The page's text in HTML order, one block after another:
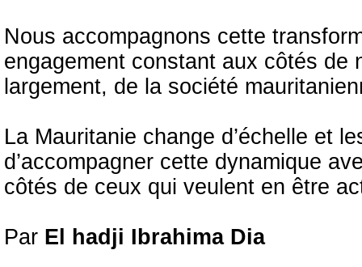
Nous accompagnons cette
engagement constant aux côtés
largement, de la société
La Mauritanie change d’échelle et
d’accompagner cette dynamique
côtés de ceux qui veulent en être
Par El hadji Ibrahima Dia